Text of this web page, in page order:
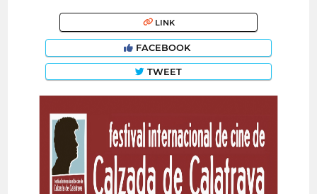
LINK
FACEBOOK
TWEET